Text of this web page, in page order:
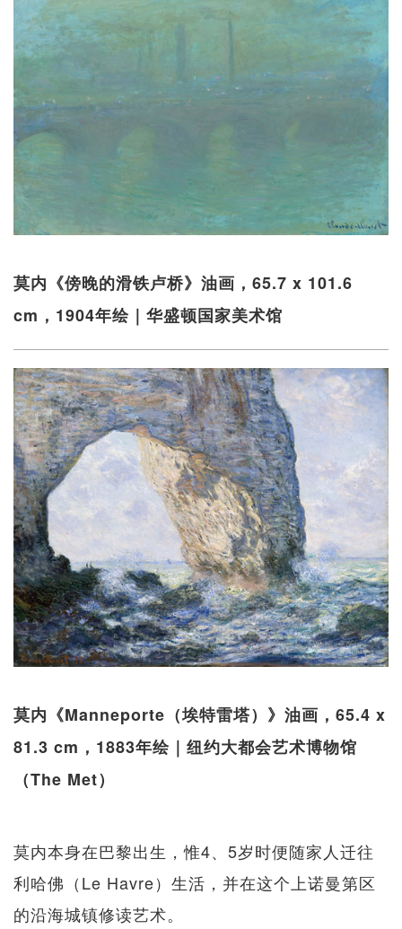
莫内《傍晚的滑铁卢桥》油画，65.7 x 101.6
cm，1904年绘｜华盛顿国家美术馆
莫内《Manneporte（埃特雷塔）》油画，65.4 x
81.3 cm，1883年绘｜纽约大都会艺术博物馆
（The Met）
莫内本身在巴黎出生，惟4、5岁时便随家人迁往
利哈佛（Le Havre）生活，并在这个上诺曼第区
的沿海城镇修读艺术。